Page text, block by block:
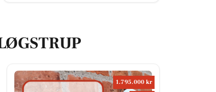
1.795.000 kr